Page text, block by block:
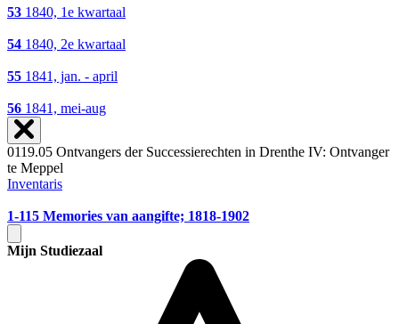
53 1840, 1e kwartaal
54 1840, 2e kwartaal
55 1841, jan. - april
56 1841, mei-aug
0119.05 Ontvangers der Successierechten in Drenthe IV: Ontvanger
te Meppel
Inventaris
1-115 Memories van aangifte; 1818-1902
Mijn Studiezaal